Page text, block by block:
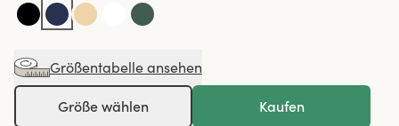
Größentabelle ansehen
Größe wählen Kaufen